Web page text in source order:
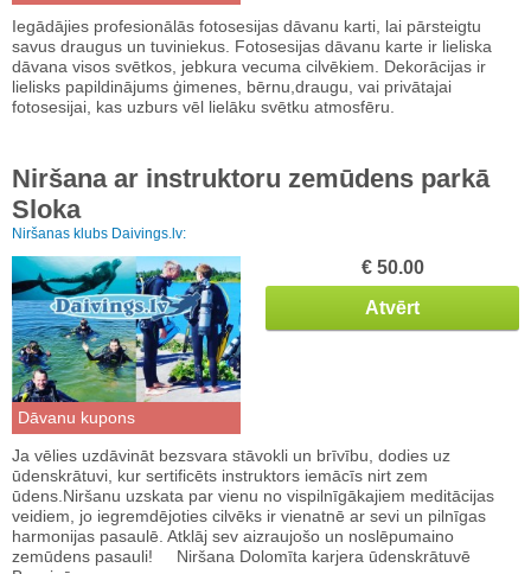
Iegādājies profesionālās fotosesijas dāvanu karti, lai pārsteigtu
savus draugus un tuviniekus. Fotosesijas dāvanu karte ir lieliska
dāvana visos svētkos, jebkura vecuma cilvēkiem. Dekorācijas ir
lielisks papildinājums ģimenes, bērnu,draugu, vai privātajai
fotosesijai, kas uzburs vēl lielāku svētku atmosfēru.
Niršana ar instruktoru zemūdens parkā
Sloka
Niršanas klubs Daivings.lv:
Dāvanu kupons
€ 50.00
Atvērt
Ja vēlies uzdāvināt bezsvara stāvokli un brīvību, dodies uz
ūdenskrātuvi, kur sertificēts instruktors iemācīs nirt zem
ūdens.Niršanu uzskata par vienu no vispilnīgākajiem meditācijas
veidiem, jo iegremdējoties cilvēks ir vienatnē ar sevi un pilnīgas
harmonijas pasaulē. Atklāj sev aizraujošo un noslēpumaino
zemūdens pasauli! Niršana Dolomīta karjera ūdenskrātuvē